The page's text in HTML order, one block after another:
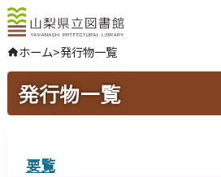
やさしい日本語
よくある質問
お問い合わせ
ホーム>発行物一覧
発行物一覧
要覧